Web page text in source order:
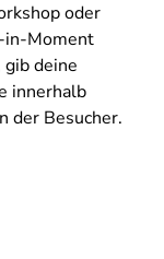
oder
in-Moment
deine
innerhalb
der Besucher.